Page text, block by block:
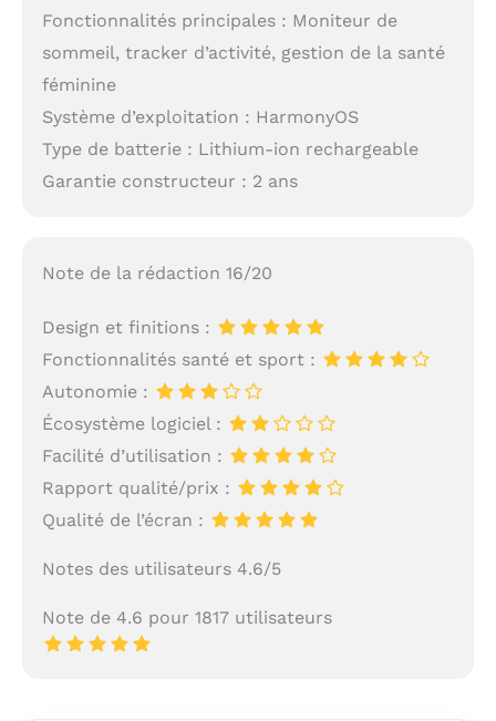
Fonctionnalités principales : Moniteur de
sommeil, tracker d’activité, gestion de la santé
féminine
Système d’exploitation : HarmonyOS
Type de batterie : Lithium-ion rechargeable
Garantie constructeur : 2 ans
Note de la rédaction 16/20
Design et finitions :
Fonctionnalités santé et sport :
Autonomie :
Écosystème logiciel :
Facilité d’utilisation :
Rapport qualité/prix :
Qualité de l’écran :
Notes des utilisateurs 4.6/5
Note de 4.6 pour 1817 utilisateurs